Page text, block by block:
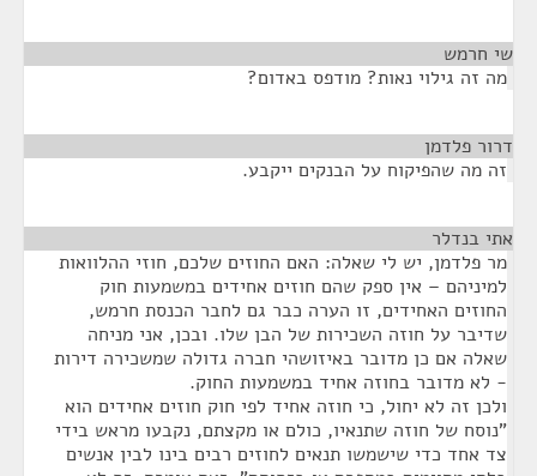
שי חרמש
מה זה גילוי נאות? מודפס באדום?
דרור פלדמן
זה מה שהפיקוח על הבנקים ייקבע.
אתי בנדלר
מר פלדמן, יש לי שאלה: האם החוזים שלכם, חוזי ההלוואות
למיניהם – אין ספק שהם חוזים אחידים במשמעות חוק
החוזים האחידים, זו הערה כבר גם לחבר הכנסת חרמש,
שדיבר על חוזה השכירות של הבן שלו. ובכן, אני מניחה
שאלה אם כן מדובר באיזושהי חברה גדולה שמשכירה דירות
- לא מדובר בחוזה אחיד במשמעות החוק.
ולכן זה לא יחול, כי חוזה אחיד לפי חוק חוזים אחידים הוא
"נוסח של חוזה שתנאיו, כולם או מקצתם, נקבעו מראש בידי
צד אחד כדי שישמשו תנאים לחוזים רבים בינו לבין אנשים